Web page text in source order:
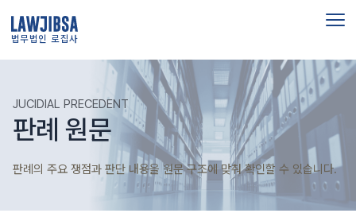
법무법인 로집사
JUCIDIAL PRECEDENT
판례 원문
판례의 주요 쟁점과 판단 내용을 원문 구조에 맞춰 확인할 수 있습니다.